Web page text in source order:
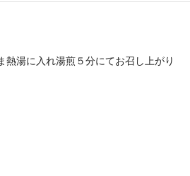
熱湯に入れ湯煎５分にてお召し上がり